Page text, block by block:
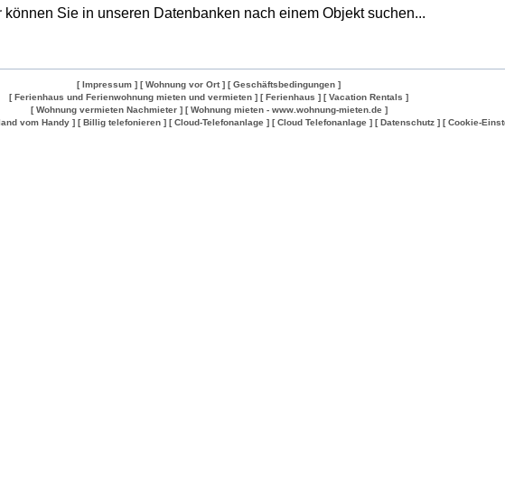
können Sie in unseren Datenbanken nach einem Objekt suchen...
[ Impressum ] [ Wohnung vor Ort ] [ Geschäftsbedingungen ]
[ Ferienhaus und Ferienwohnung mieten und vermieten ] [ Ferienhaus ] [ Vacation Rentals ]
[ Wohnung vermieten Nachmieter ] [ Wohnung mieten - www.wohnung-mieten.de ]
vom Handy ] [ Billig telefonieren ] [ Cloud-Telefonanlage ] [ Cloud Telefonanlage ] [ Datenschutz ] [ Cookie-